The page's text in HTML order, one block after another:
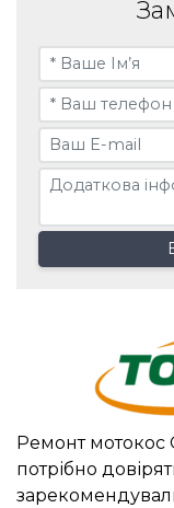
Ремонт мотокос
потрібно